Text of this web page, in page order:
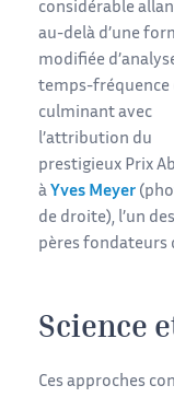
considérable
au-delà d’une
modifiée
temps-fréquence
culminant avec
l’attribution du
prestigieux Prix
à Yves Meyer
de droite), l’un des
pères fondateurs
Science
Ces approches